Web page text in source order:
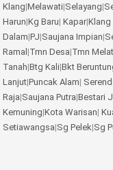
Klang|Melawati|Selayang|
Harun|Kg Baru| Kapar|Klang
Dalam|PJ|Saujana Impian|
Ramal|Tmn Desa|Tmn
Tanah|Btg Kali|Bkt
Lanjut|Puncak Alam|
Raja|Saujana Putra|Bestari
Kemuning|Kota Warisan|
Setiawangsa|Sg Pelek|Sg